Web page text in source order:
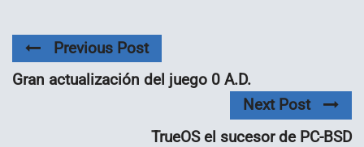
Previous Post
Gran actualización del juego 0 A.D.
Next Post
TrueOS el sucesor de PC-BSD